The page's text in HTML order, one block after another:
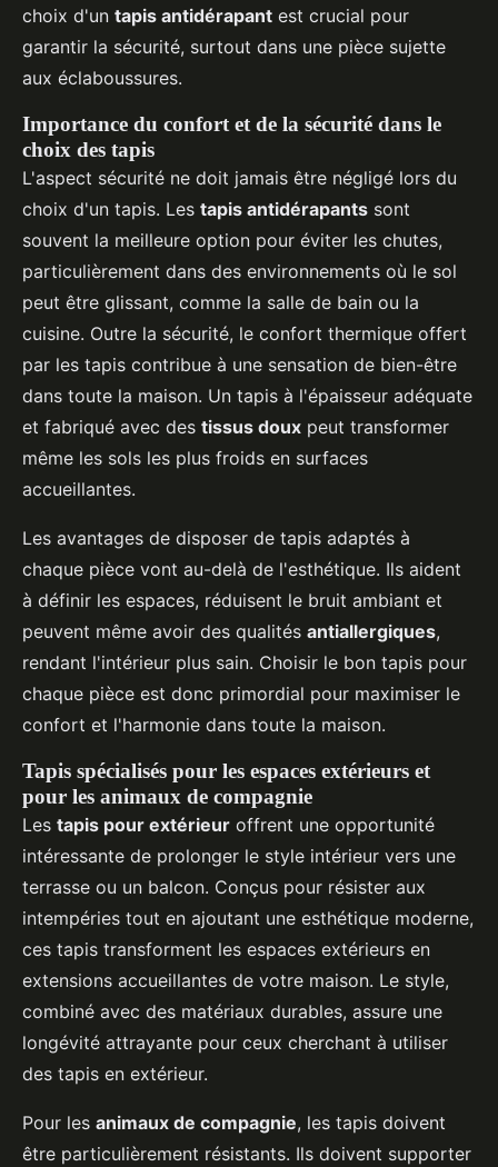
choix d'un tapis antidérapant est crucial pour
garantir la sécurité, surtout dans une pièce sujette
aux éclaboussures.
Importance du confort et de la sécurité dans le
choix des tapis
L'aspect sécurité ne doit jamais être négligé lors du
choix d'un tapis. Les tapis antidérapants sont
souvent la meilleure option pour éviter les chutes,
particulièrement dans des environnements où le sol
peut être glissant, comme la salle de bain ou la
cuisine. Outre la sécurité, le confort thermique offert
par les tapis contribue à une sensation de bien-être
dans toute la maison. Un tapis à l'épaisseur adéquate
et fabriqué avec des tissus doux peut transformer
même les sols les plus froids en surfaces
accueillantes.
Les avantages de disposer de tapis adaptés à
chaque pièce vont au-delà de l'esthétique. Ils aident
à définir les espaces, réduisent le bruit ambiant et
peuvent même avoir des qualités antiallergiques,
rendant l'intérieur plus sain. Choisir le bon tapis pour
chaque pièce est donc primordial pour maximiser le
confort et l'harmonie dans toute la maison.
Tapis spécialisés pour les espaces extérieurs et
pour les animaux de compagnie
Les tapis pour extérieur offrent une opportunité
intéressante de prolonger le style intérieur vers une
terrasse ou un balcon. Conçus pour résister aux
intempéries tout en ajoutant une esthétique moderne,
ces tapis transforment les espaces extérieurs en
extensions accueillantes de votre maison. Le style,
combiné avec des matériaux durables, assure une
longévité attrayante pour ceux cherchant à utiliser
des tapis en extérieur.
Pour les animaux de compagnie, les tapis doivent
être particulièrement résistants. Ils doivent supporter